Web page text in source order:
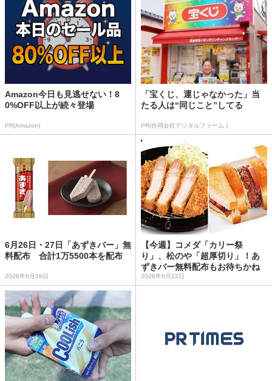
Amazon今日も見逃せない！8
0%OFF以上が続々登場
PR(Amazon)
「宝くじ、運じゃなかった」当
たる人は“同じこと”してる
PR(合同会社デジタルファーム )
6月26日・27日「あずきバー」無
料配布 合計1万5500本を配布
2026年6月26日
【今週】コメダ「カリー祭
り」、松のや「超厚切り」！あ
ずきバー無料配布もお待ちかね
2026年6月22日